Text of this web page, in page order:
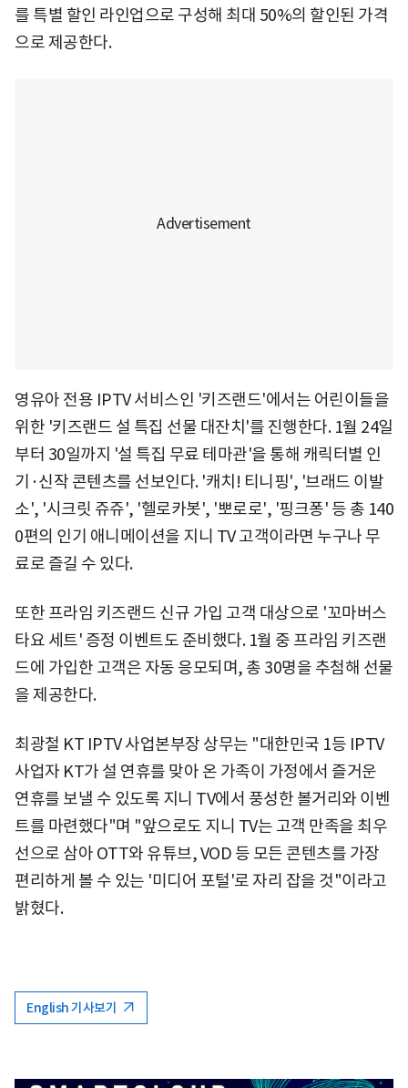
를 특별 할인 라인업으로 구성해 최대 50%의 할인된 가격
으로 제공한다.
영유아 전용 IPTV 서비스인 '키즈랜드'에서는 어린이들을
위한 '키즈랜드 설 특집 선물 대잔치'를 진행한다. 1월 24일
부터 30일까지 '설 특집 무료 테마관'을 통해 캐릭터별 인
기·신작 콘텐츠를 선보인다. '캐치! 티니핑', '브래드 이발
소', '시크릿 쥬쥬', '헬로카봇', '뽀로로', '핑크퐁' 등 총 140
0편의 인기 애니메이션을 지니 TV 고객이라면 누구나 무
료로 즐길 수 있다.
또한 프라임 키즈랜드 신규 가입 고객 대상으로 '꼬마버스
타요 세트' 증정 이벤트도 준비했다. 1월 중 프라임 키즈랜
드에 가입한 고객은 자동 응모되며, 총 30명을 추첨해 선물
을 제공한다.
최광철 KT IPTV 사업본부장 상무는 "대한민국 1등 IPTV
사업자 KT가 설 연휴를 맞아 온 가족이 가정에서 즐거운
연휴를 보낼 수 있도록 지니 TV에서 풍성한 볼거리와 이벤
트를 마련했다"며 "앞으로도 지니 TV는 고객 만족을 최우
선으로 삼아 OTT와 유튜브, VOD 등 모든 콘텐츠를 가장
편리하게 볼 수 있는 '미디어 포털'로 자리 잡을 것"이라고
밝혔다.
English 기사보기